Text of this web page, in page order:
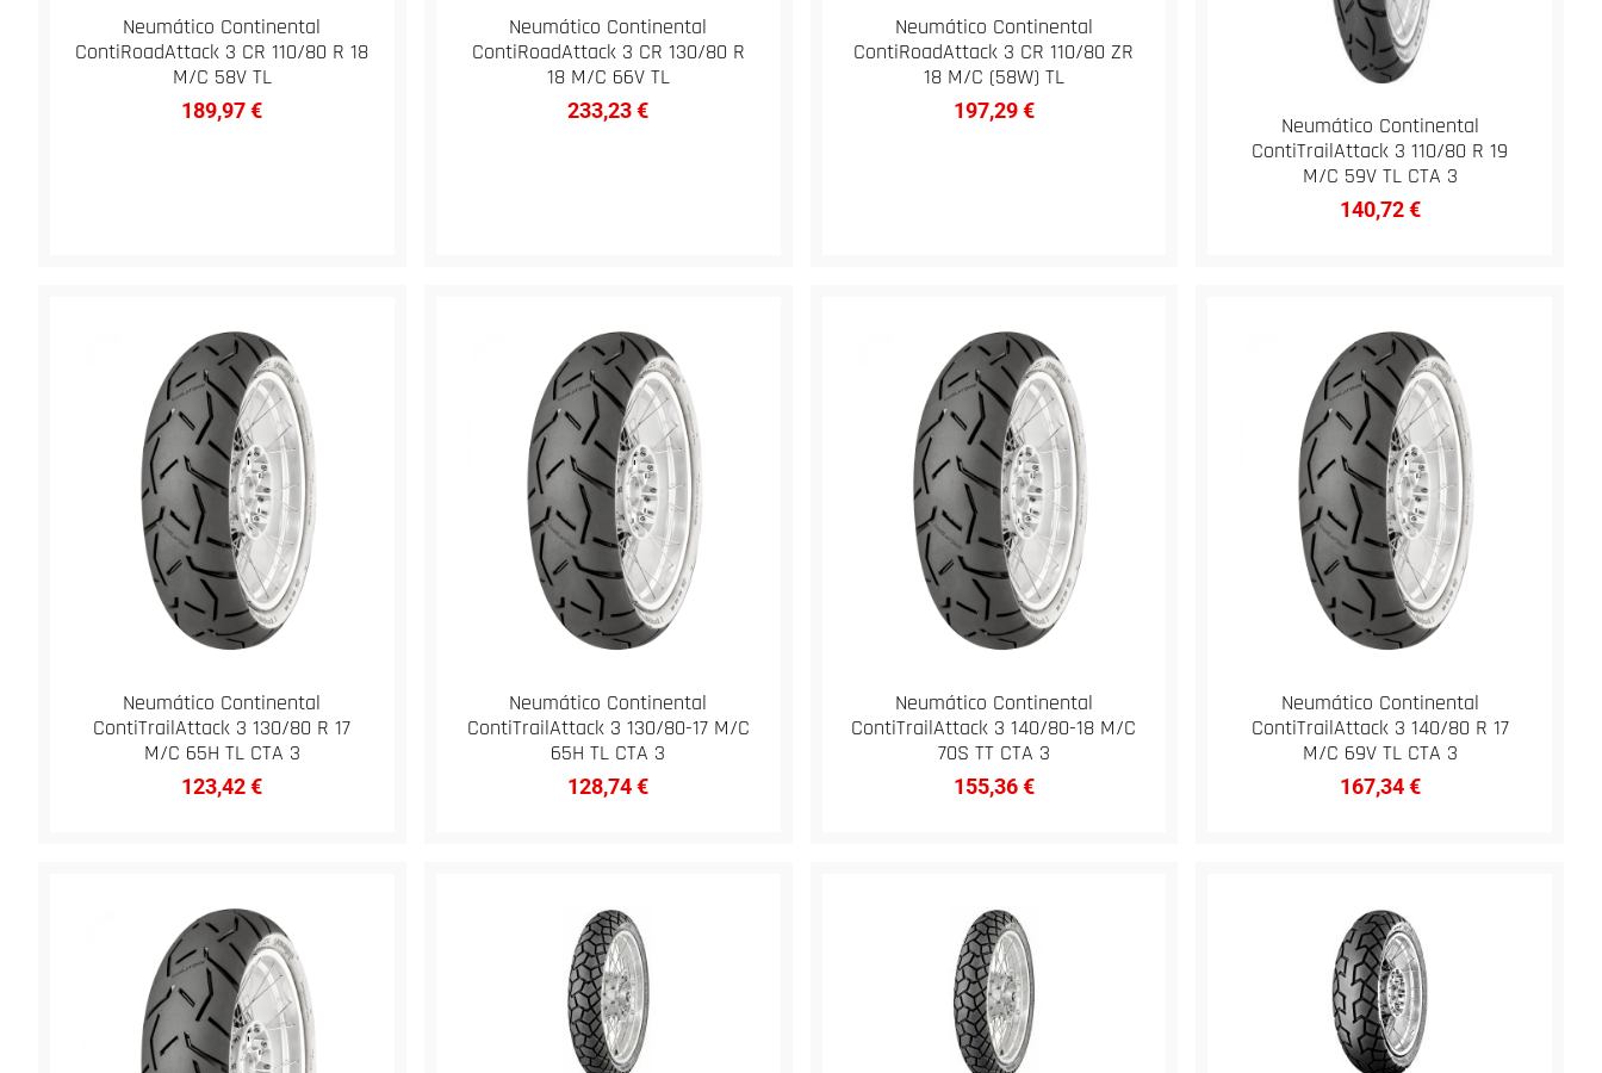
Neumático Continental
ContiRoadAttack 3 CR 110/80 R 18
M/C 58V TL
189,97€
Neumático Continental
ContiRoadAttack 3 CR 130/80 R
18 M/C 66V TL
233,23€
Neumático Continental
ContiRoadAttack 3 CR 110/80 ZR
18 M/C (58W) TL
197,29€
Neumático Continental
ContiTrailAttack 3 110/80 R 19
M/C 59V TL CTA 3
140,72€
Neumático Continental
ContiTrailAttack 3 130/80 R 17
M/C 65H TL CTA 3
123,42€
Neumático Continental
ContiTrailAttack 3 130/80-17 M/C
65H TL CTA 3
128,74€
Neumático Continental
ContiTrailAttack 3 140/80-18 M/C
70S TT CTA 3
155,36€
Neumático Continental
ContiTrailAttack 3 140/80 R 17
M/C 69V TL CTA 3
167,34€